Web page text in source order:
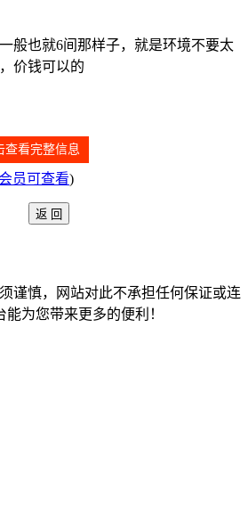
般也就6间那样子，就是环境不要太
价钱可以的
查看完整信息
员可查看)
谨慎，网站对此不承担任何保证或连
为您带来更多的便利！